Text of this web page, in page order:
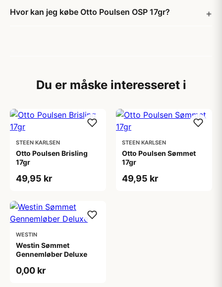
Hvor kan jeg købe Otto Poulsen OSP 17gr?
Du er måske interesseret i
STEEN KARLSEN
Otto Poulsen Brisling
17gr
49,95 kr
STEEN KARLSEN
Otto Poulsen Sømmet
17gr
49,95 kr
WESTIN
Westin Sømmet
Gennemløber Deluxe
0,00 kr